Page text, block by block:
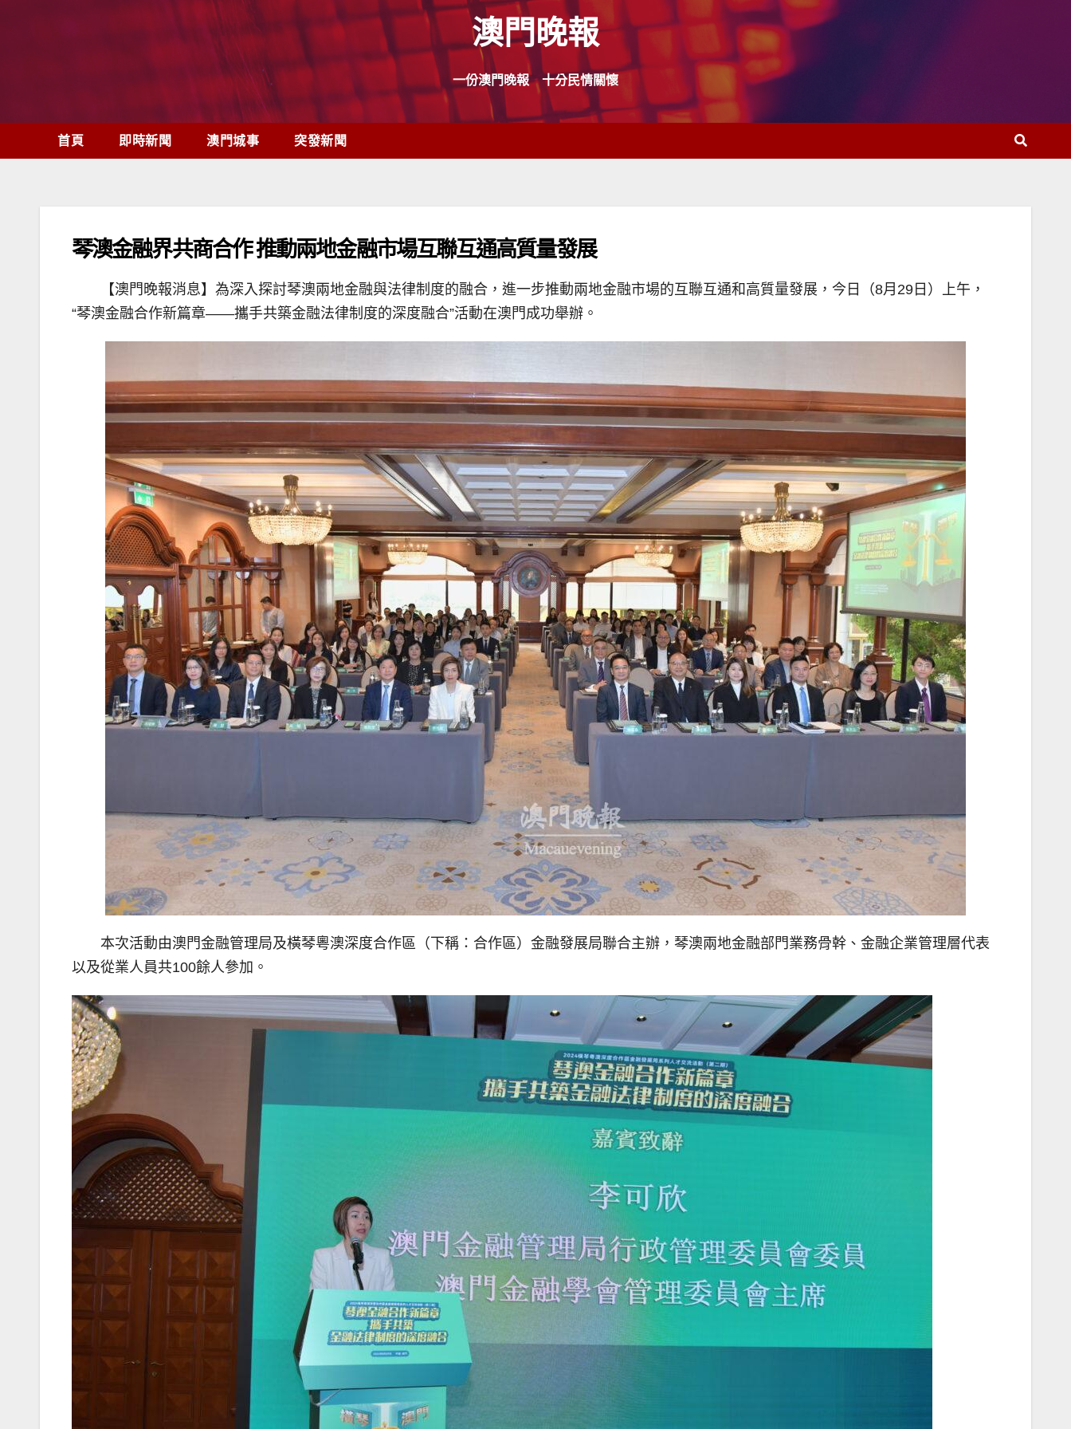
澳門晚報
一份澳門晚報 十分民情關懷
首頁 即時新聞 澳門城事 突發新聞
琴澳金融界共商合作 推動兩地金融市場互聯互通高質量發展
【澳門晚報消息】為深入探討琴澳兩地金融與法律制度的融合，進一步推動兩地金融市場的互聯互通和高質量發展，今日（8月29日）上午，
“琴澳金融合作新篇章——攜手共築金融法律制度的深度融合”活動在澳門成功舉辦。
本次活動由澳門金融管理局及橫琴粵澳深度合作區（下稱：合作區）金融發展局聯合主辦，琴澳兩地金融部門業務骨幹、金融企業管理層代表
以及從業人員共100餘人參加。